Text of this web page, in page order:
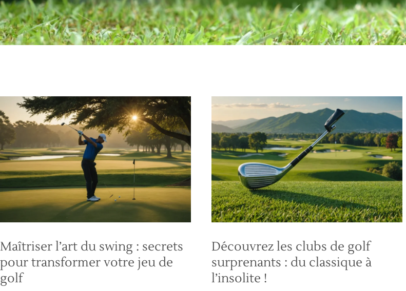
Maîtriser l’art du swing : secrets
pour transformer votre jeu de
golf
Découvrez les clubs de golf
surprenants : du classique à
l’insolite !